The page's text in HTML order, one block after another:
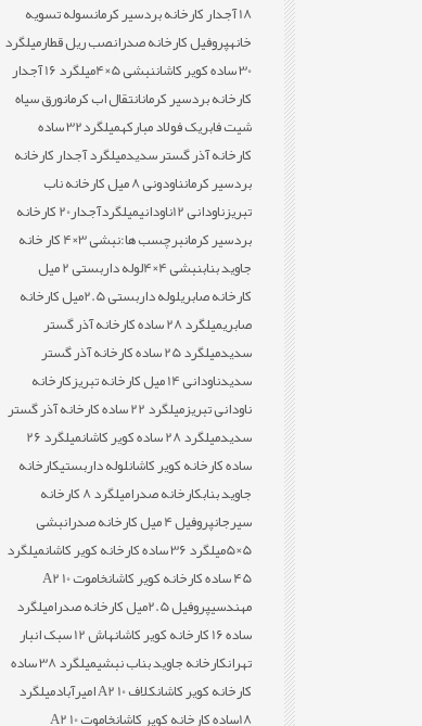
18 آجدار کارخانه بردسیر کرمان
سوله تسویه
خانهپروفیل کارخانه صدرانصب ریل قطارمیلگرد
30 ساده کویر کاشان
نبشی 5×4
میلگرد 16 آجدار
کارخانه بردسیر کرمانانتقال اب کرمانورق سیاه
شیت فابریک فولاد مبارکه
میلگرد32 ساده
کارخانه آذر گستر سدیدمیلگرد آجدار کارخانه
بردسیر کرمان
ناودونی 8 میل کارخانه ناب
تبریزناودانی 12 ناودانی
میلگردآجدار20 کارخانه
بردسیر کرمانبرچسب ها:
نبشی 3×4 کار خانه
جاوید بنابنبشی 4×4
لوله داربستی 2 میل
کارخانه صابری
لوله داربستی 2.5میل کارخانه
صابری
میلگرد 28 ساده کارخانه آذر گستر
سدید
میلگرد 25 ساده کارخانه آذر گستر
سدیدناودانی 14 میل کارخانه تبریز
کارخانه
ناودانی تبریز
میلگرد 22 ساده کارخانه آذر گستر
سدیدمیلگرد 28 ساده کویر کاشان
میلگرد 26
ساده کارخانه کویر کاشانلوله داربستیکارخانه
جاوید بنابکارخانه صدرا
میلگرد 8 کارخانه
سیرجانپروفیل 4 میل کارخانه صدرا
نبشی
5×5
میلگرد 36 ساده کارخانه کویر کاشان
میلگرد
45 ساده کارخانه کویر کاشان
خاموت 10 A2
مهندسیپروفیل 2.5میل کارخانه صدرا
میلگرد
ساده 16 کارخانه کویر کاشان
هاش 12 سبک انبار
تهرانکارخانه جاوید بناب نبشی
میلگرد 38 ساده
کارخانه کویر کاشانکلاف 10 A2 امیرآباد
میلگرد
18ساده کارخانه کویر کاشان
خاموت 10 A2